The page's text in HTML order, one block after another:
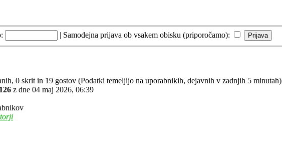
| Samodejna prijava ob vsakem obisku (priporočamo):
0 skrit in 19 gostov (Podatki temeljijo na uporabnikih, dejavnih v zadnjih 5 minutah)
z dne 04 maj 2026, 06:39